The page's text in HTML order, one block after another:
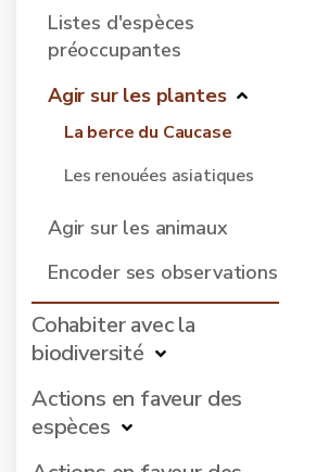
Listes d'espèces
préoccupantes
Agir sur les plantes
La berce du Caucase
Les renouées asiatiques
Agir sur les animaux
Encoder ses observations
Cohabiter avec la
biodiversité
Actions en faveur des
espèces